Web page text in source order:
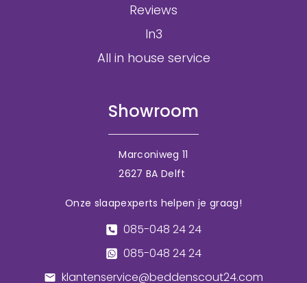
Reviews
In3
All in house service
Showroom
Marconiweg 11
2627 BA Delft
Onze slaapexperts helpen je graag!
085-048 24 24
085-048 24 24
klantenservice@beddenscout24.com